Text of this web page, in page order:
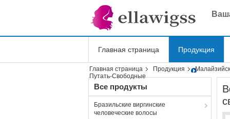
Главная страница Продукция
Shopping Online
Главная страница Продукция
Путать-Свободные
Все продукты
Бразильские виргинские
человеческие волосы